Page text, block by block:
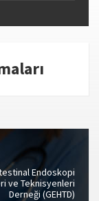
Endoskopi
ve Teknisyenleri
Derneği (GEHTD)